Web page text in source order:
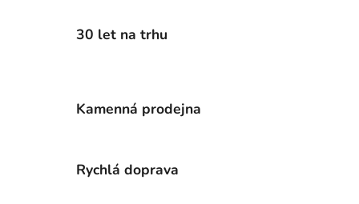
30 let na trhu
Kamenná prodejna
Rychlá doprava